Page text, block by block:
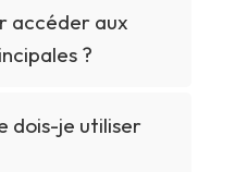
accéder aux
?
dois-je utiliser